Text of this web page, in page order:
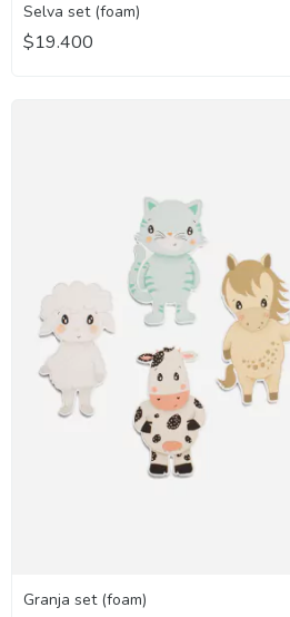
Selva set (foam)
$19.400
Granja set (foam)